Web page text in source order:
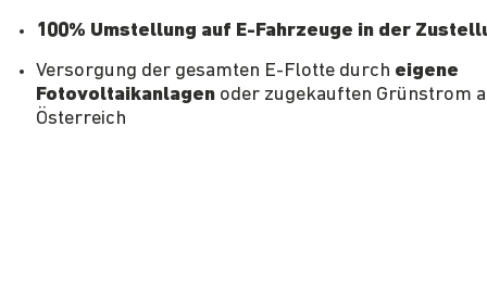
100% Umstellung auf E-Fahrzeuge in der
Versorgung der gesamten E-Flotte durch eigene
Fotovoltaikanlagen oder zugekauften Grünstrom
Österreich